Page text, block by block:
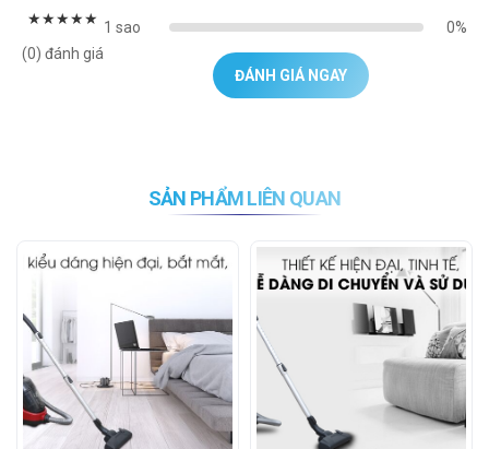
★★★★★
(0) đánh giá
1 sao 0%
ĐÁNH GIÁ NGAY
SẢN PHẨM LIÊN QUAN